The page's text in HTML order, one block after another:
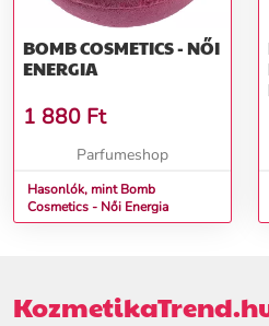
BOMB COSMETICS - NŐI
ENERGIA
1 880 Ft
Parfumeshop
Hasonlók, mint Bomb
Cosmetics - Női Energia